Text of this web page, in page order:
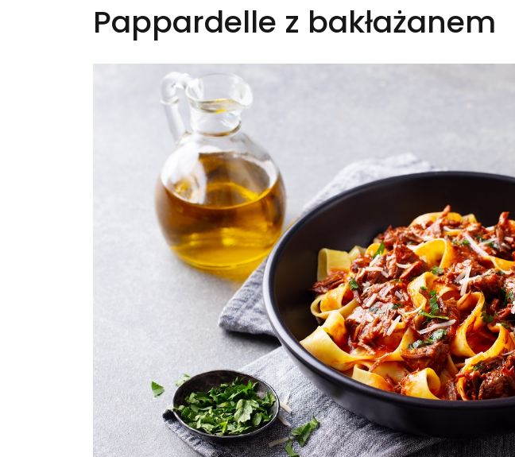
Pappardelle z bakłażanem